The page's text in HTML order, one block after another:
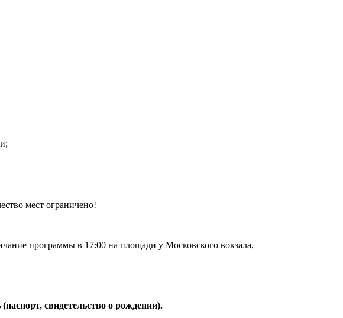
мест ограничено!
программы в 17:00 на площади у Московского вокзала,
свидетельство о рождении).